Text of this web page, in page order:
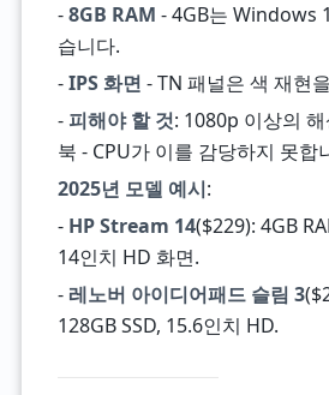
-8GB RAM - 4GB는 Windows
습니다.
-IPS 화면 - TN 패널은 색 재현
- 피해야 할 것: 1080p 이상의
북 - CPU가 이를 감당하지 못합
2025년 모델 예시:
- HP Stream 14($229): 4GB
14인치 HD 화면.
- 레노버 아이디어패드 슬림 3
128GB SSD, 15.6인치 HD.